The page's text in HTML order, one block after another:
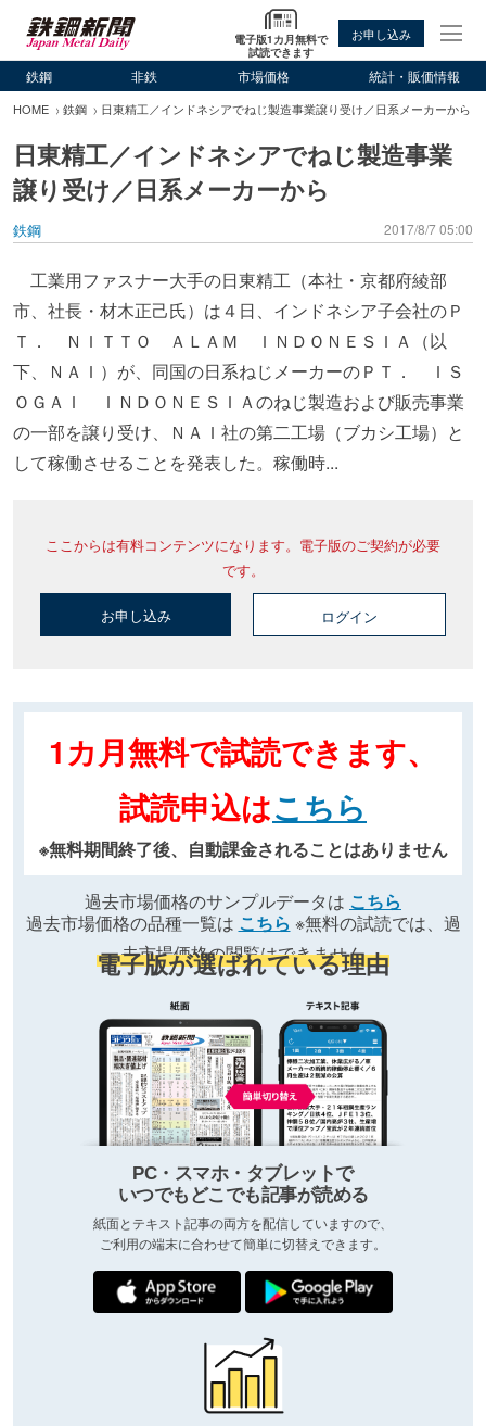
電子版1カ月無料で
試読できます
お申し込み
鉄鋼 非鉄 市場価格 統計・販価情報
HOME 鉄鋼 日東精工／インドネシアでねじ製造事業譲り受け／日系メーカーから
日東精工／インドネシアでねじ製造事業
譲り受け／日系メーカーから
鉄鋼 2017/8/7 05:00
工業用ファスナー大手の日東精工（本社・京都府綾部
市、社長・材木正己氏）は４日、インドネシア子会社のＰ
Ｔ． ＮＩＴＴＯ ＡＬＡＭ ＩＮＤＯＮＥＳＩＡ（以
下、ＮＡＩ）が、同国の日系ねじメーカーのＰＴ． ＩＳ
ＯＧＡＩ ＩＮＤＯＮＥＳＩＡのねじ製造および販売事業
の一部を譲り受け、ＮＡＩ社の第二工場（ブカシ工場）と
して稼働させることを発表した。稼働時...
ここからは有料コンテンツになります。電子版のご契約が必要
です。
お申し込み ログイン
1カ月無料で試読できます、
試読申込はこちら
※無料期間終了後、自動課金されることはありません
過去市場価格のサンプルデータは こちら
過去市場価格の品種一覧は こちら ※無料の試読では、過
去市場価格の閲覧はできません
電子版が選ばれている理由
PC・スマホ・タブレットで
いつでもどこでも記事が読める
紙面とテキスト記事の両方を配信していますので、
ご利用の端末に合わせて簡単に切替えできます。